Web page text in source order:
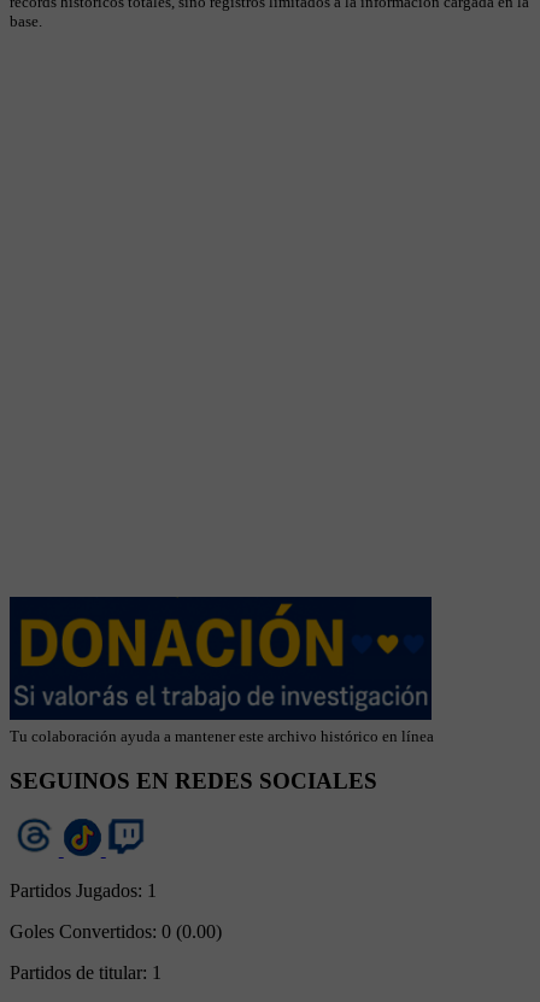
base.
Tu colaboración ayuda a mantener este archivo histórico en línea
SEGUINOS EN REDES SOCIALES
Partidos Jugados: 1
Goles Convertidos: 0 (0.00)
Partidos de titular: 1